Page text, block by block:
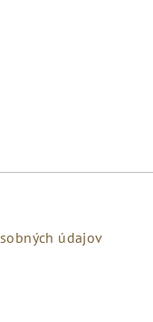
údajov